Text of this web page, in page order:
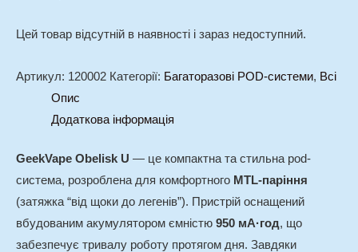
Цей товар відсутній в наявності і зараз недоступний.
Артикул: 120002 Категорії: Багаторазові POD-системи, Всі
Опис
Додаткова інформація
GeekVape Obelisk U — це компактна та стильна pod-
система, розроблена для комфортного MTL-паріння
(затяжка “від щоки до легенів”). Пристрій оснащений
вбудованим акумулятором ємністю 950 мА·год, що
забезпечує тривалу роботу протягом дня. Завдяки